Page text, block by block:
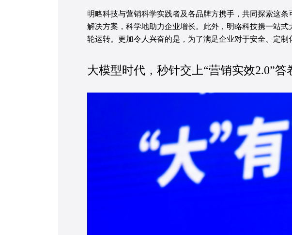
明略科技与营销科学实践者及各品牌方携手，共同探索这
解决方案，科学地助力企业增长。此外，明略科技携一站
轮运转。更加令人兴奋的是，为了满足企业对于安全、定制
大模型时代，秒针交上“营销实效2.0”答